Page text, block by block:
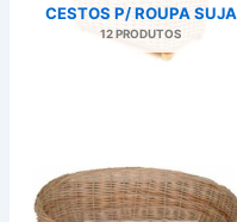
CESTOS P/ ROUPA SUJA
12 PRODUTOS